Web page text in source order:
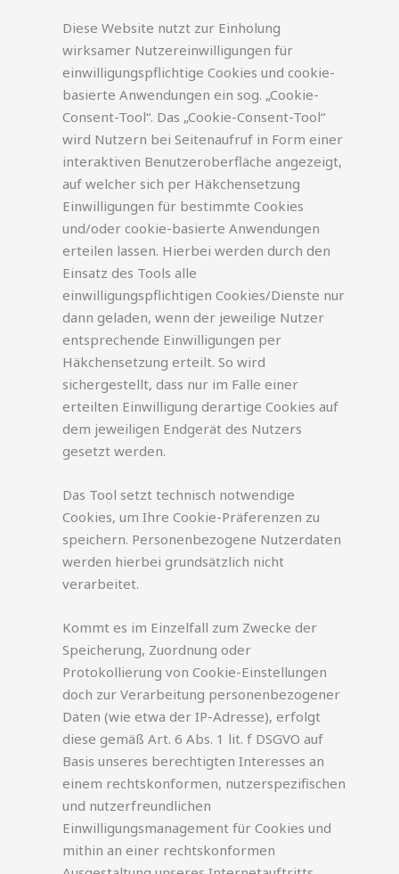
Diese Website nutzt zur Einholung
wirksamer Nutzereinwilligungen für
einwilligungspflichtige Cookies und cookie-
basierte Anwendungen ein sog. „Cookie-
Consent-Tool“. Das „Cookie-Consent-Tool“
wird Nutzern bei Seitenaufruf in Form einer
interaktiven Benutzeroberfläche angezeigt,
auf welcher sich per Häkchensetzung
Einwilligungen für bestimmte Cookies
und/oder cookie-basierte Anwendungen
erteilen lassen. Hierbei werden durch den
Einsatz des Tools alle
einwilligungspflichtigen Cookies/Dienste nur
dann geladen, wenn der jeweilige Nutzer
entsprechende Einwilligungen per
Häkchensetzung erteilt. So wird
sichergestellt, dass nur im Falle einer
erteilten Einwilligung derartige Cookies auf
dem jeweiligen Endgerät des Nutzers
gesetzt werden.
Das Tool setzt technisch notwendige
Cookies, um Ihre Cookie-Präferenzen zu
speichern. Personenbezogene Nutzerdaten
werden hierbei grundsätzlich nicht
verarbeitet.
Kommt es im Einzelfall zum Zwecke der
Speicherung, Zuordnung oder
Protokollierung von Cookie-Einstellungen
doch zur Verarbeitung personenbezogener
Daten (wie etwa der IP-Adresse), erfolgt
diese gemäß Art. 6 Abs. 1 lit. f DSGVO auf
Basis unseres berechtigten Interesses an
einem rechtskonformen, nutzerspezifischen
und nutzerfreundlichen
Einwilligungsmanagement für Cookies und
mithin an einer rechtskonformen